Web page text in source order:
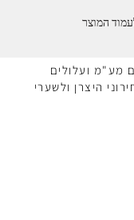
המוצר
מע"מ ועלולים
היצרן ולשערי